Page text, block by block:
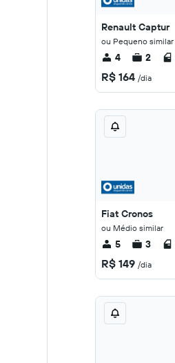
Renault Captur
ou Pequeno similar
4 2
R$ 164 /dia
Fiat Cronos
ou Médio similar
5 3
R$ 149 /dia